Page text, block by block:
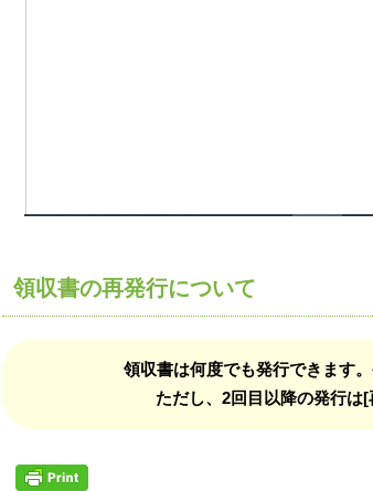
領収書の再発行について
領収書は何度でも発行できます
ただし、2回目以降の発行は[